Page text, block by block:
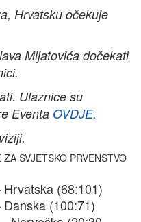
Hrvatsku očekuje
Mijatovića dočekati
Ulaznice su
Eventa OVDJE.
SVJETSKO PRVENSTVO
(68:101)
(100:71)